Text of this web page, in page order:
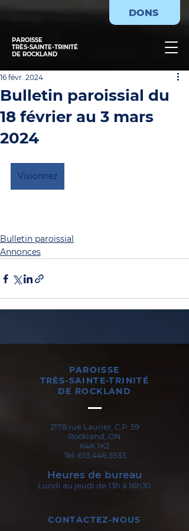
PAROISSE
TRÈS-SAINTE-TRINITÉ
DE ROCKLAND
DONS
Bulletin paroissial du
18 février au 3 mars
2024
16 févr. 2024
Visionnez
Bulletin paroissial
Annonces
PAROISSE
TRÈS-SAINTE-TRINITÉ
DE ROCKLAND
2178 rue Laurier, C.P. 59
Rockland, ON
K4K 1K2
Tel: 613.446.5933
Heures de bureau
Lundi au jeudi de 13h à 16h30
CONTACTEZ-NOUS